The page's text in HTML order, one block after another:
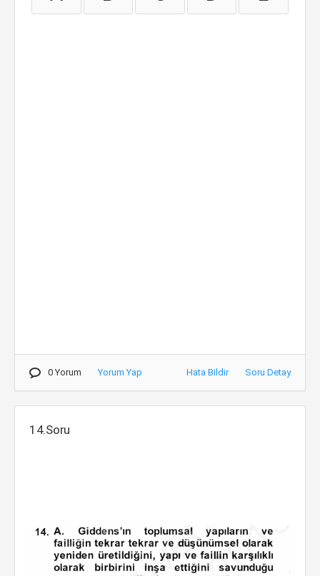
0 Yorum Yorum Yap Hata Bildir Soru Detay
14.Soru